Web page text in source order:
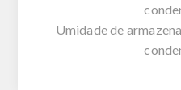
Umidade de